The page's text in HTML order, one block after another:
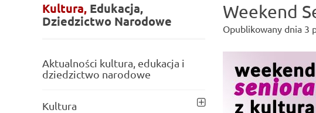
Weekend
Opublikowany dnia 3
Kultura, Edukacja,
Dziedzictwo Narodowe
Aktualności kultura, edukacja i
dziedzictwo narodowe
Kultura